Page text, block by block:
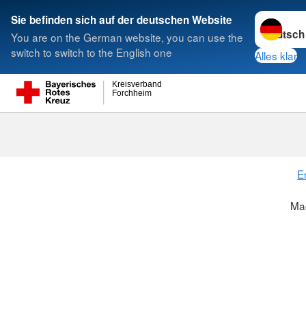
Sie befinden sich auf der deutschen Website
You are on the German website, you can use the
switch to switch to the English one
Sprache
Alles klar
Forchheim
Kreisverband
Suche